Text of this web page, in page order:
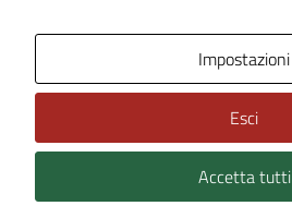
Technical Design s.r.l.
Impostazioni
Esci
Accetta tutti